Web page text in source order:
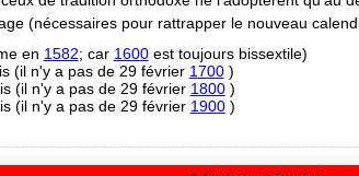
(nécessaires pour rattrapper le nouveau
en 1582; car 1600est toujours bissextile)
(il n'y a pas de 29 février 1700)
(il n'y a pas de 29 février 1800)
(il n'y a pas de 29 février 1900)